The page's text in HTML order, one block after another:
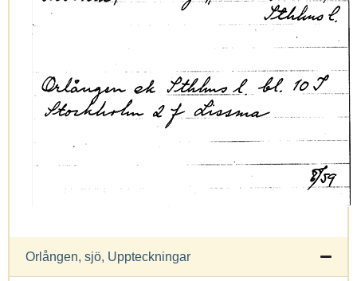
Orlången, sjö, Uppteckningar